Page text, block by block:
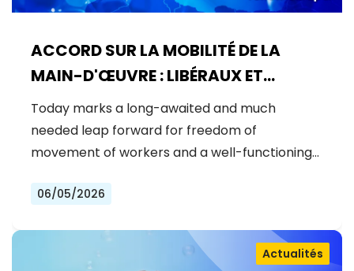
ACCORD SUR LA MOBILITÉ DE LA
MAIN-D'ŒUVRE : LIBÉRAUX ET
DÉMOCRATES CÉLÈBRENT UNE
NOUVELLE ÈRE POUR DES DROITS DES
TRAVAILLEURS RENFORCÉS DANS
Today marks a long-awaited and much
needed leap forward for freedom of
movement of workers and a well-functioning…
06/05/2026
Actualités